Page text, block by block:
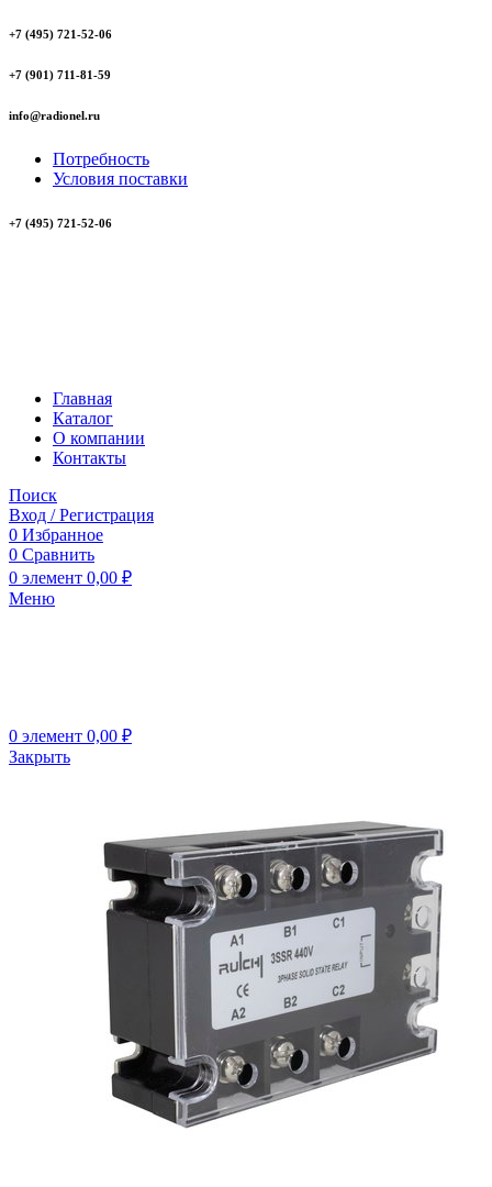
+7 (495) 721-52-06
+7 (901) 711-81-59
info@radionel.ru
Потребность
Условия поставки
+7 (495) 721-52-06
Главная
Каталог
О компании
Контакты
Поиск
Вход / Регистрация
0 Избранное
0 Сравнить
0 элемент 0,00 ₽
Меню
0 элемент 0,00 ₽
Закрыть